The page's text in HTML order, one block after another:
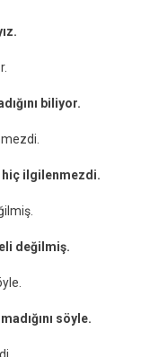
biliyor.
hiç ilgilenmezdi.
değilmiş.
söyle.